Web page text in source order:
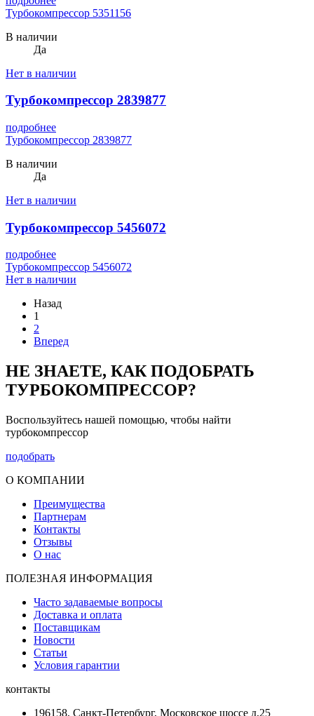
Турбокомпрессор 5351156
В наличии
Да
Нет в наличии
Турбокомпрессор 2839877
подробнее
Турбокомпрессор 2839877
В наличии
Да
Нет в наличии
Турбокомпрессор 5456072
подробнее
Турбокомпрессор 5456072
Нет в наличии
Назад
1
2
Вперед
НЕ ЗНАЕТЕ, КАК ПОДОБРАТЬ
ТУРБОКОМПРЕССОР?
Воспользуйтесь нашей помощью, чтобы найти
турбокомпрессор
подобрать
О КОМПАНИИ
Преимущества
Партнерам
Контакты
Отзывы
О нас
ПОЛЕЗНАЯ ИНФОРМАЦИЯ
Часто задаваемые вопросы
Доставка и оплата
Поставщикам
Новости
Статьи
Условия гарантии
контакты
196158, Санкт-Петербург, Московское шоссе д.25